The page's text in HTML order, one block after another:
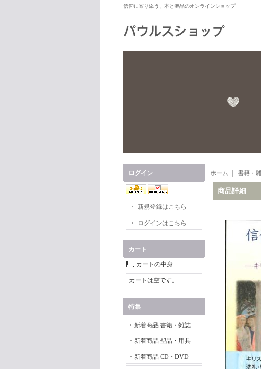
信仰に寄り添う、本と聖品のオンラインショップ
ログイン
新規登録はこちら
ログインはこちら
カート
カートの中身
カートは空です。
特集
新着商品 書籍・雑誌
新着商品 聖品・用具
新着商品 CD・DVD
ホーム 書籍・
商品詳細